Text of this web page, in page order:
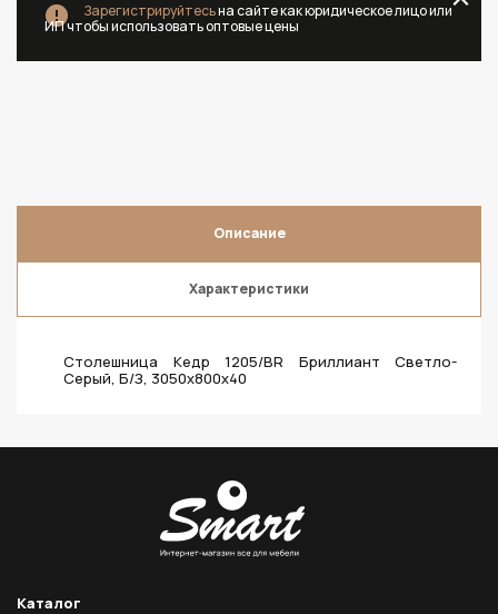
Зарегистрируйтесьна сайте как юридическое лицо или
ИП чтобы использовать оптовые цены
Описание
Характеристики
Столешница Кедр 1205/BR Бриллиант Светло-
Серый, Б/З, 3050х800х40
Каталог